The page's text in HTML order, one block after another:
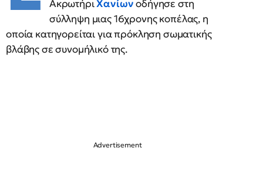
ΑκρωτήριΧανίωνοδήγησε στη
σύλληψη μιας 16χρονης κοπέλας, η
οποία κατηγορείται για πρόκληση σωματικής
βλάβης σε συνομήλικό της.